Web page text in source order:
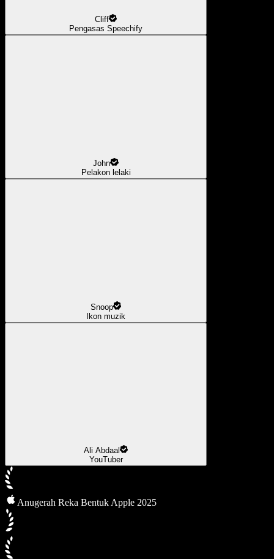
Cliff
Pengasas Speechify
John
Pelakon lelaki
Snoop
Ikon muzik
Ali Abdaal
YouTuber
Anugerah Reka Bentuk Apple 2025